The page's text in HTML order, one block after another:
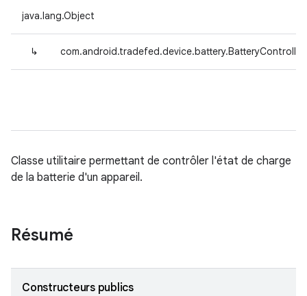
java.lang.Object
↳ com.android.tradefed.device.battery.BatteryController
Classe utilitaire permettant de contrôler l'état de charge
de la batterie d'un appareil.
Résumé
Constructeurs publics